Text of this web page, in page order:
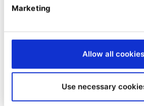
Marketing
Allow all cookies
Use necessary
sich am Markt zu differenzieren.
Implementierung der DXP-
Integrationen & Null-Silo-Status
Digitales Marketing